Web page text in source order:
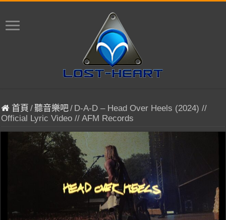
首頁 /聽音樂吧/ D-A-D – Head Over Heels (2024) //
Official Lyric Video // AFM Records